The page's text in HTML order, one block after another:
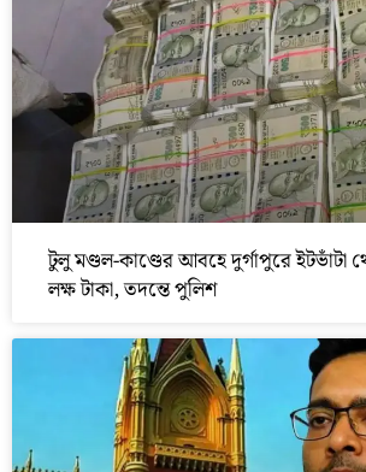
টুলু মণ্ডল-কাণ্ডের আবহে দুর্গাপুরে ইটভাঁটা
লক্ষ টাকা, তদন্তে পুলিশ